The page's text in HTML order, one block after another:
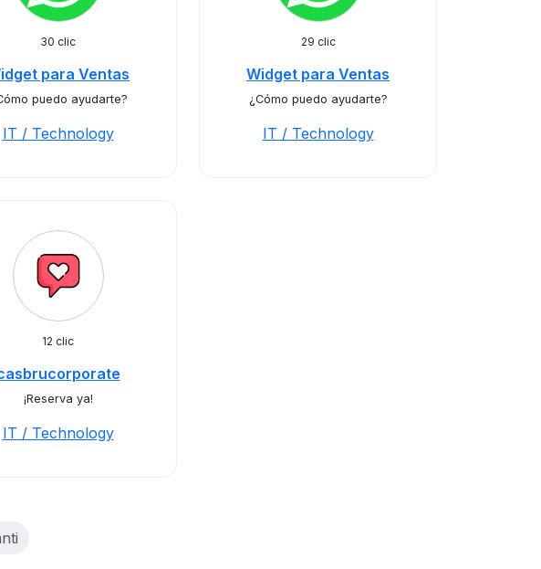
30 clic
para Ventas
puedo ayudarte?
IT / Technology
29 clic
Widget para Ventas
¿Cómo puedo ayudarte?
IT / Technology
12 clic
¡Reserva ya!
IT / Technology